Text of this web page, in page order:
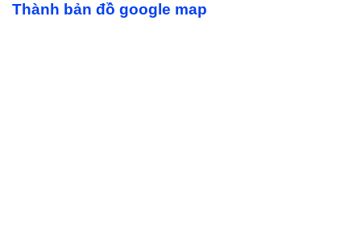
Thành bản đồ google map